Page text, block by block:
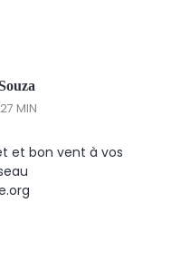
MIN
et bon vent à vos